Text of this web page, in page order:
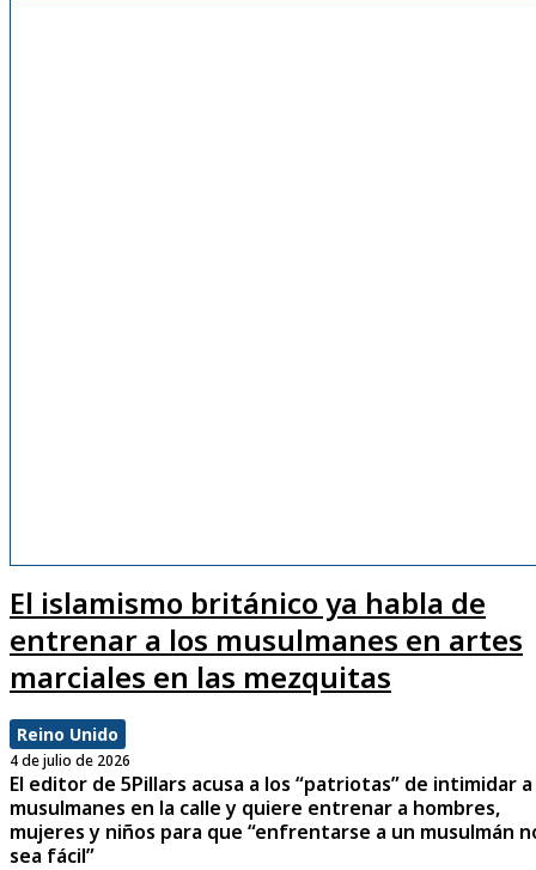
El islamismo británico ya habla de
entrenar a los musulmanes en artes
marciales en las mezquitas
Reino Unido
4 de julio de 2026
El editor de 5Pillars acusa a los “patriotas” de intimidar a
musulmanes en la calle y quiere entrenar a hombres,
mujeres y niños para que “enfrentarse a un musulmán
sea fácil”